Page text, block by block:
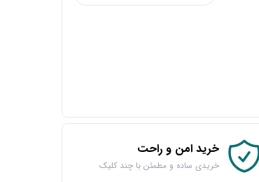
خرید امن و راحت
خریدی ساده و مطمئن با چند کلیک